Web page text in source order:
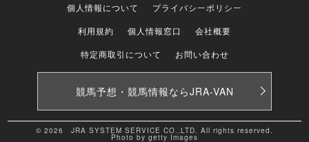
個人情報について
プライバシーポリシー
利用規約
個人情報窓口
会社概要
特定商取引について
お問い合わせ
競馬予想・競馬情報ならJRA-VAN
© 2026 JRA SYSTEM SERVICE CO.,LTD. All rights reserved.
Photo by getty Images